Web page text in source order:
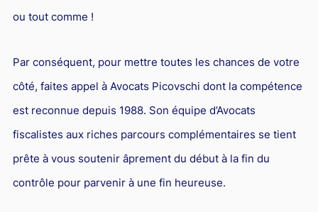
ou tout comme !
Par conséquent, pour mettre toutes les chances de votre
côté, faites appel à Avocats Picovschi dont la compétence
est reconnue depuis 1988. Son équipe d’Avocats
fiscalistes aux riches parcours complémentaires se tient
prête à vous soutenir âprement du début à la fin du
contrôle pour parvenir à une fin heureuse.